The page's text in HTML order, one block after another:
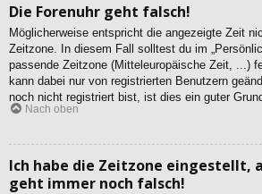
Die Forenuhr geht falsch!
Möglicherweise entspricht die angezeigte Zeit
Zeitzone. In diesem Fall solltest du im
passende Zeitzone (Mitteleuropäische Zeit, ...)
kann dabei nur von registrierten Benutzern
noch nicht registriert bist, ist dies ein guter
Nach oben
Ich habe die Zeitzone eingestellt,
geht immer noch falsch!